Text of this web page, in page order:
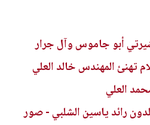
أبو جاموس وآل جرار
تهنئ المهندس خالد العلي
العلي
رائد ياسين الشلبي - صور